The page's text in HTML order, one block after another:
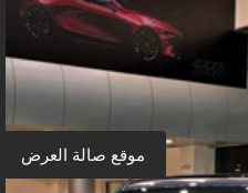
موقع صالة العرض